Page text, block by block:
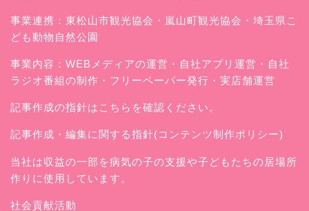
事業連携：東松山市観光協会・嵐山町観光協会・埼玉県こ
ども動物自然公園
事業内容：WEBメディアの運営・自社アプリ運営・自社
ラジオ番組の制作・フリーペーパー発行・実店舗運営
記事作成の指針はこちらを確認ください。
記事作成・編集に関する指針(コンテンツ制作ポリシー)
当社は収益の一部を病気の子の支援や子どもたちの居場所
作りに使用しています。
社会貢献活動